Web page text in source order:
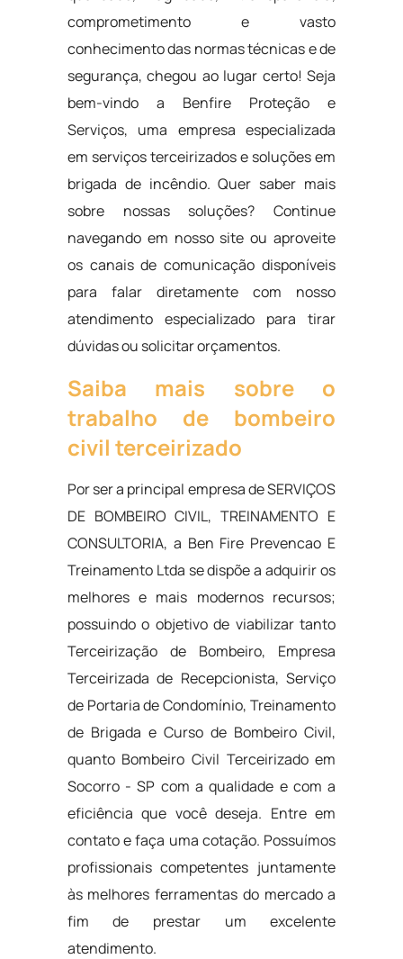
comprometimento e vasto
conhecimento das normas técnicas e de
segurança, chegou ao lugar certo! Seja
bem-vindo a Benfire Proteção e
Serviços, uma empresa especializada
em serviços terceirizados e soluções em
brigada de incêndio. Quer saber mais
sobre nossas soluções? Continue
navegando em nosso site ou aproveite
os canais de comunicação disponíveis
para falar diretamente com nosso
atendimento especializado para tirar
dúvidas ou solicitar orçamentos.
Saiba mais sobre o
trabalho de bombeiro
civil terceirizado
Por ser a principal empresa de SERVIÇOS
DE BOMBEIRO CIVIL, TREINAMENTO E
CONSULTORIA, a Ben Fire Prevencao E
Treinamento Ltda se dispõe a adquirir os
melhores e mais modernos recursos;
possuindo o objetivo de viabilizar tanto
Terceirização de Bombeiro, Empresa
Terceirizada de Recepcionista, Serviço
de Portaria de Condomínio, Treinamento
de Brigada e Curso de Bombeiro Civil,
quanto Bombeiro Civil Terceirizado em
Socorro - SP com a qualidade e com a
eficiência que você deseja. Entre em
contato e faça uma cotação. Possuímos
profissionais competentes juntamente
às melhores ferramentas do mercado a
fim de prestar um excelente
atendimento.